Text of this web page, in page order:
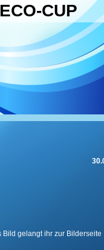
CUP
Bild gelangt ihr zur Bilderseite